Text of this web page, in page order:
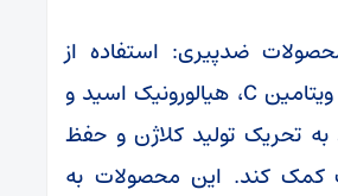
ضدپیری: استفاده از
سرم‌های حاوی ویتامین C، هیالورونیک اسید و
به تحریک تولید کلاژن و حفظ
کمک کند. این محصولات به